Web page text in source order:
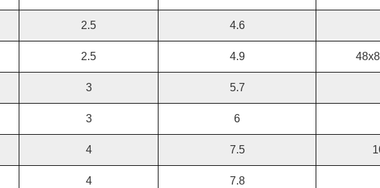
2.5 4.6
2.5 4.9
3 5.7
3 6
4 7.5
4 7.8